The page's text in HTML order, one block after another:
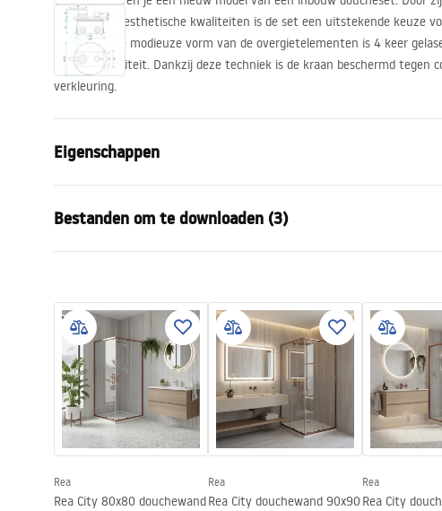
ongelooflijke esthetische kwaliteiten is de set een uitstekende keuze
badkamer. De modieuze vorm van de overgietelementen is 4 keer
hoogste kwaliteit. Dankzij deze techniek is de kraan beschermd tegen
verkleuring.
Eigenschappen
Materiaal
Kraan type
Ééngreeps
Hoogteverstelling
Ja
Baduitloop
Nee
Drukregeling
Anti-Calc Systeem
Coatingtechnologie
PVD
Garantie
24 maanden
Bestanden om te downloaden (3)
Safety_Information_Shower_set.p
df
Faucets_-_5.pdf
Montage-instructies
shower_set.pdf
Rea
Rea City 80x80 douchewand
Rea
Rea City douchewand 90x90
Rea
Rea City